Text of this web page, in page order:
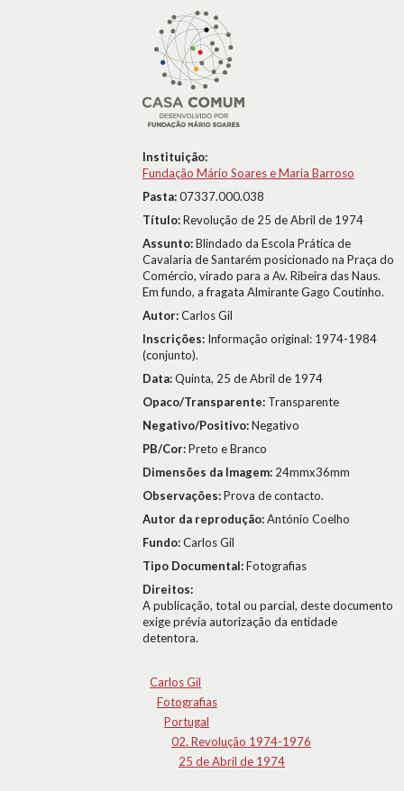
Instituição:
Fundação Mário Soares e Maria Barroso
Pasta:07337.000.038
Título:Revolução de 25 de Abril de 1974
Assunto:Blindado da Escola Prática de
Cavalaria de Santarém posicionado na Praça do
Comércio, virado para a Av. Ribeira das Naus.
Em fundo, a fragata Almirante Gago Coutinho.
Autor:Carlos Gil
Inscrições: Informação original: 1974-1984
(conjunto).
Data:Quinta, 25 de Abril de 1974
Opaco/Transparente: Transparente
Negativo/Positivo:Negativo
PB/Cor:Preto e Branco
Dimensões da Imagem: 24mmx36mm
Observações:Prova de contacto.
Autor da reprodução:António Coelho
Fundo:Carlos Gil
Tipo Documental:Fotografias
Direitos:
A publicação, total ou parcial, deste documento
exige prévia autorização da entidade
detentora.
Carlos Gil
Fotografias
Portugal
02. Revolução 1974-1976
25 de Abril de 1974